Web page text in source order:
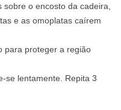
o encosto da cadeira,
e as omoplatas caírem
para proteger a região
se lentamente. Repita 3